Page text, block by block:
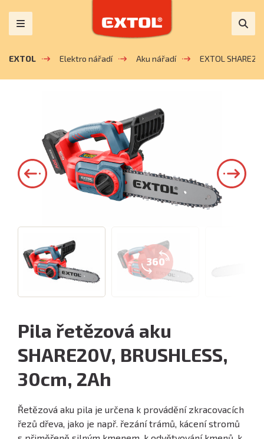
EXTOL Elektro nářadí Aku nářadí EXTOL
360°
Pila řetězová aku
SHARE20V, BRUSHLESS,
30cm, 2Ah
Řetězová aku pila je určena k provádění zkracovacích
řezů dřeva, jako je např. řezání trámů, kácení stromů